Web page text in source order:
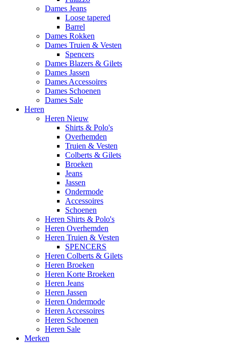
Dames Jeans
Loose tapered
Barrel
Dames Rokken
Dames Truien & Vesten
Spencers
Dames Blazers & Gilets
Dames Jassen
Dames Accessoires
Dames Schoenen
Dames Sale
Heren
Heren Nieuw
Shirts & Polo's
Overhemden
Truien & Vesten
Colberts & Gilets
Broeken
Jeans
Jassen
Ondermode
Accessoires
Schoenen
Heren Shirts & Polo's
Heren Overhemden
Heren Truien & Vesten
SPENCERS
Heren Colberts & Gilets
Heren Broeken
Heren Korte Broeken
Heren Jeans
Heren Jassen
Heren Ondermode
Heren Accessoires
Heren Schoenen
Heren Sale
Merken